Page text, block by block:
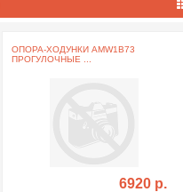
ОПОРА-ХОДУНКИ AMW1B73
ПРОГУЛОЧНЫЕ ...
6920 р.